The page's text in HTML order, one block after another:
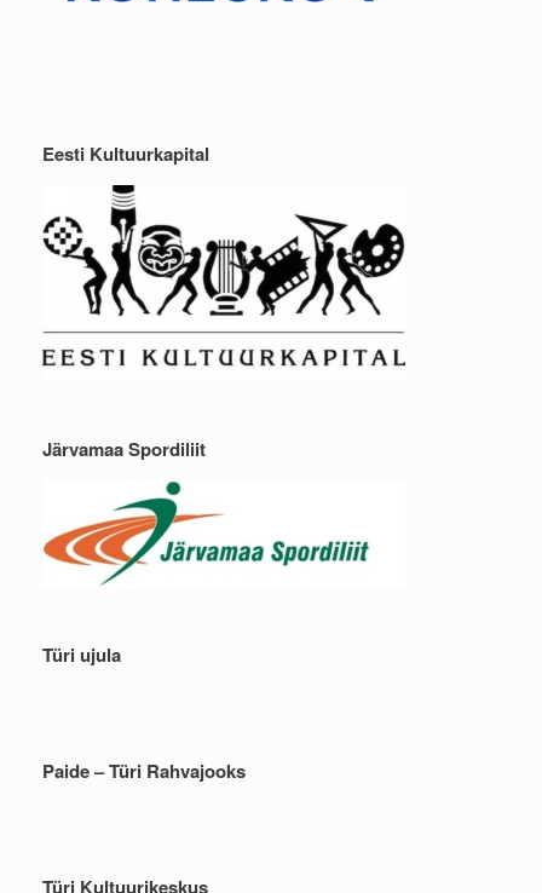
Eesti Kultuurkapital
Järvamaa Spordiliit
Türi ujula
Paide – Türi Rahvajooks
Türi Kultuurikeskus